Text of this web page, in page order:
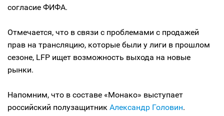
согласие ФИФА.
Отмечается, что в связи с проблемами с продажей
прав на трансляцию, которые были у лиги в прошлом
сезоне, LFP ищет возможность выхода на новые
рынки.
Напомним, что в составе «Монако» выступает
российский полузащитник Александр Головин.